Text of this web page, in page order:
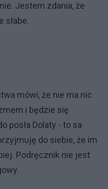
Jestem zdania, że
słabe.
mówi, że nie ma nic
i będzie się
posła Dolaty - to sa
do siebie, że im
Podręcznik nie jest